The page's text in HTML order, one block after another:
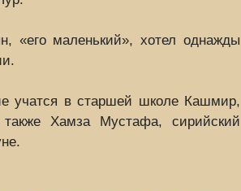
«его маленький», хотел однажды
учатся в старшей школе Кашмир,
Хамза Мустафа, сирийский